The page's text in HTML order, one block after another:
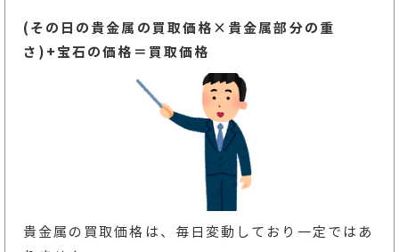
(その日の貴金属の買取価格×貴金属部分の重
さ)+宝石の価格＝買取価格
貴金属の買取価格は、毎日変動しており一定ではあ